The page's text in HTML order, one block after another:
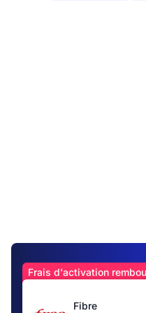
Frais d'activation
Fibre